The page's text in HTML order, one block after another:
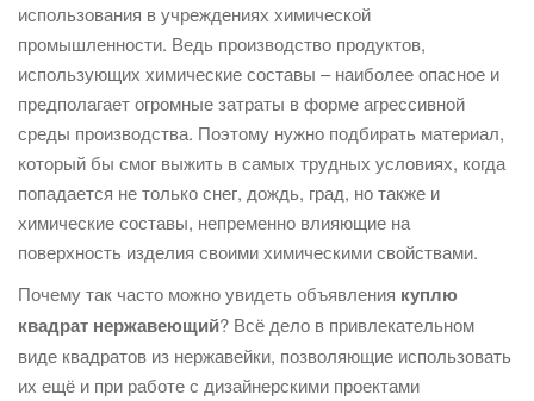
использования в учреждениях химической
промышленности. Ведь производство продуктов,
использующих химические составы – наиболее опасное и
предполагает огромные затраты в форме агрессивной
среды производства. Поэтому нужно подбирать материал,
который бы смог выжить в самых трудных условиях, когда
попадается не только снег, дождь, град, но также и
химические составы, непременно влияющие на
поверхность изделия своими химическими свойствами.
Почему так часто можно увидеть объявления куплю
квадрат нержавеющий? Всё дело в привлекательном
виде квадратов из нержавейки, позволяющие использовать
их ещё и при работе с дизайнерскими проектами